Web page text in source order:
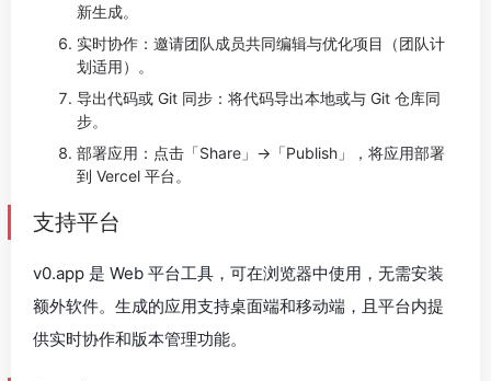
新生成。
实时协作：邀请团队成员共同编辑与优化项目（团队计
划适用）。
导出代码或 Git 同步：将代码导出本地或与 Git 仓库同
步。
部署应用：点击「Share」→「Publish」，将应用部署
到 Vercel 平台。
支持平台
v0.app 是 Web 平台工具，可在浏览器中使用，无需安装
额外软件。生成的应用支持桌面端和移动端，且平台内提
供实时协作和版本管理功能。